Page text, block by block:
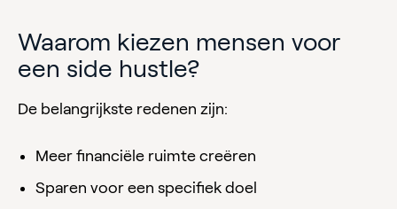
Waarom kiezen mensen voor
een side hustle?
De belangrijkste redenen zijn:
Meer financiële ruimte creëren
Sparen voor een specifiek doel